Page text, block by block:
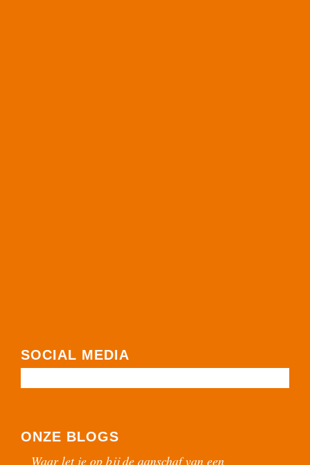
SOCIAL MEDIA
ONZE BLOGS
Waar let je op bij de aanschaf van een